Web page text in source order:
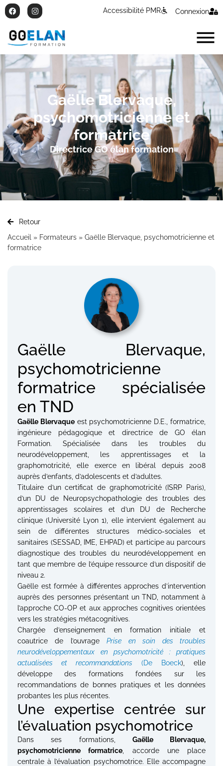
Accessibilité PMR Connexion
Gaëlle Blervaque,
psychomotricienne et
formatrice
Directrice GO élan formation
Retour
Accueil » Formateurs » Gaëlle Blervaque, psychomotricienne et
formatrice
Gaëlle Blervaque,
psychomotricienne
formatrice spécialisée
en TND
Gaëlle Blervaqueest psychomotricienne D.E., formatrice,
ingénieure pédagogique et directrice de GO élan
Formation. Spécialisée dans les troubles du
neurodéveloppement, les apprentissages et la
graphomotricité, elle exerce en libéral depuis 2008
auprès d’enfants, d’adolescents et d’adultes.
Titulaire d’un certificat de graphomotricité (ISRP Paris),
d’un DU de Neuropsychopathologie des troubles des
apprentissages scolaires et d’un DU de Recherche
clinique (Université Lyon 1), elle intervient également au
sein de différentes structures médico-sociales et
sanitaires (SESSAD, IME, EHPAD) et participe au parcours
diagnostique des troubles du neurodéveloppement en
tant que membre de l’équipe ressource d’un dispositif de
niveau 2.
Gaëlle est formée à différentes approches d’intervention
auprès des personnes présentant un TND, notamment à
l’approche CO-OP et aux approches cognitives orientées
vers les stratégies métacognitives.
Chargée d’enseignement en formation initiale et
coautrice de l’ouvragePrise en soin des troubles
neurodéveloppementaux en psychomotricité : pratiques
actualisées et recommandations (De Boeck), elle
développe des formations fondées sur les
recommandations de bonnes pratiques et les données
probantes les plus récentes.
Une expertise centrée sur
l’évaluation psychomotrice
Dans ses formations, Gaëlle Blervaque,
psychomotricienne formatrice , accorde une place
centrale à l’évaluation psychomotrice. Elle accompagne